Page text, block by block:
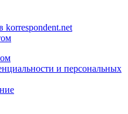
korrespondent.net
и персональных